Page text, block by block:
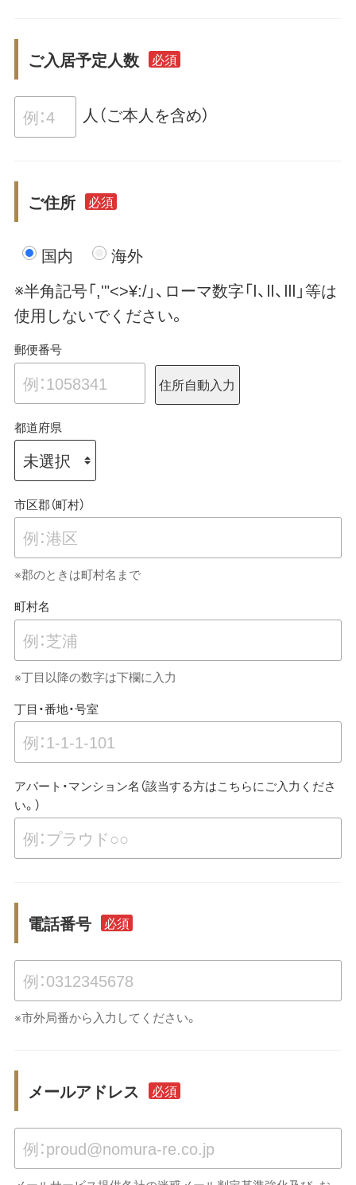
ご入居予定人数 必須
人（ご本人を含め）
ご住所 必須
国内
海外
※半角記号「,'"<>¥:/」、ローマ数字「Ⅰ、Ⅱ、Ⅲ」等は
使用しないでください。
郵便番号
住所自動入力
都道府県
市区郡（町村）
※郡のときは町村名まで
町村名
※丁目以降の数字は下欄に入力
丁目・番地・号室
アパート・マンション名（該当する方はこちらにご入力くださ
い。）
電話番号 必須
※市外局番から入力してください。
メールアドレス 必須